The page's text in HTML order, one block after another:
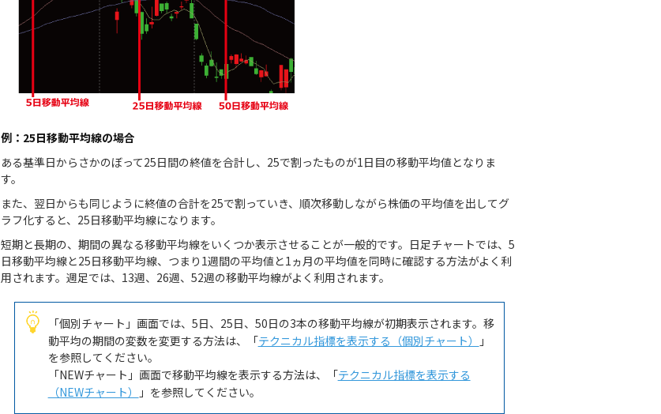
例：25日移動平均線の場合
ある基準日からさかのぼって25日間の終値を合計し、25で割ったものが1日目の移動平均値となりま
す。
また、翌日からも同じように終値の合計を25で割っていき、順次移動しながら株価の平均値を出してグ
ラフ化すると、25日移動平均線になります。
短期と長期の、期間の異なる移動平均線をいくつか表示させることが一般的です。日足チャートでは、5
日移動平均線と25日移動平均線、つまり1週間の平均値と1ヵ月の平均値を同時に確認する方法がよく利
用されます。週足では、13週、26週、52週の移動平均線がよく利用されます。
「個別チャート」画面では、5日、25日、50日の3本の移動平均線が初期表示されます。移
動平均の期間の変数を変更する方法は、「テクニカル指標を表示する（個別チャート）
」
を参照してください。
「NEWチャート」画面で移動平均線を表示する方法は、「テクニカル指標を表示する
（NEWチャート）
」を参照してください。